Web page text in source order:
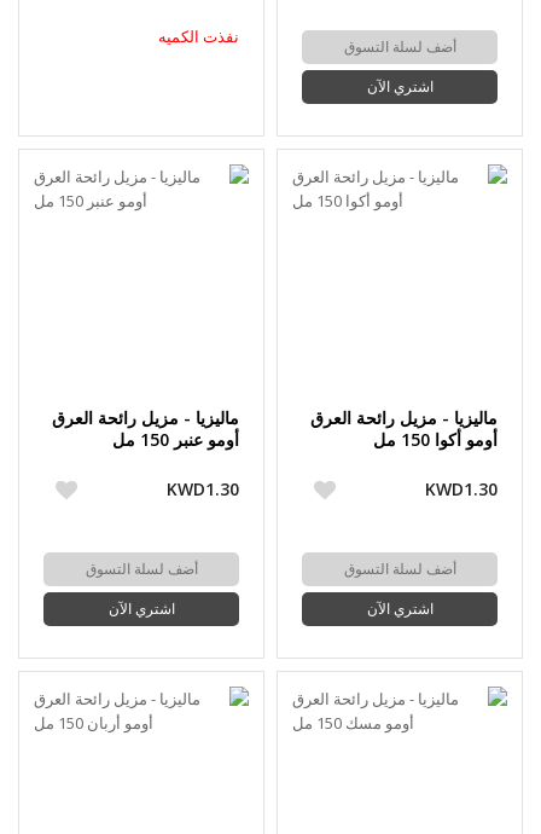
أضف لسلة التسوق
اشتري الآن
نفذت الكميه
ماليزيا - مزيل رائحة العرق
أومو أكوا 150 مل
KWD1.30
أضف لسلة التسوق
اشتري الآن
ماليزيا - مزيل رائحة العرق
أومو عنبر 150 مل
KWD1.30
أضف لسلة التسوق
اشتري الآن